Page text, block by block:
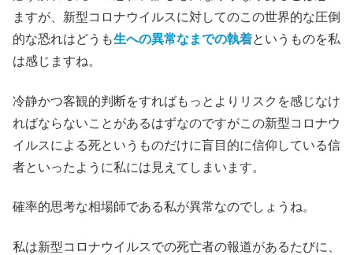
ますが、新型コロナウイルスに対してのこの世界的な圧倒
的な恐れはどうも生への異常なまでの執着というものを私
は感じますね。
冷静かつ客観的判断をすればもっとよりリスクを感じなけ
ればならないことがあるはずなのですがこの新型コロナウ
イルスによる死というものだけに盲目的に信仰している信
者といったように私には見えてしまいます。
確率的思考な相場師である私が異常なのでしょうね。
私は新型コロナウイルスでの死亡者の報道があるたびに、